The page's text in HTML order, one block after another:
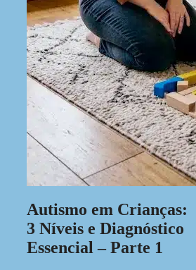
Autismo em Crianças:
3 Níveis e Diagnóstico
Essencial – Parte 1